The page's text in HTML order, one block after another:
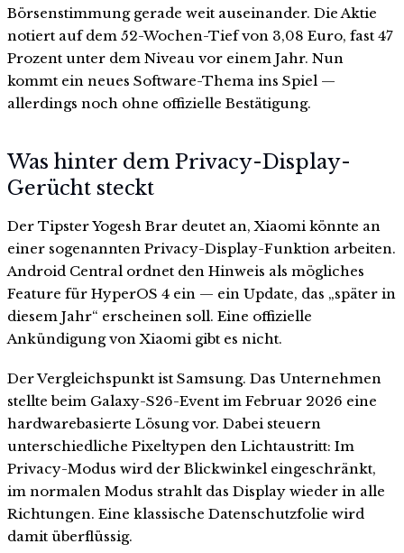
Börsenstimmung gerade weit auseinander. Die Aktie
notiert auf dem 52-Wochen-Tief von 3,08 Euro, fast 47
Prozent unter dem Niveau vor einem Jahr. Nun
kommt ein neues Software-Thema ins Spiel —
allerdings noch ohne offizielle Bestätigung.
Was hinter dem Privacy-Display-
Gerücht steckt
Der Tipster Yogesh Brar deutet an, Xiaomi könnte an
einer sogenannten Privacy-Display-Funktion arbeiten.
Android Central ordnet den Hinweis als mögliches
Feature für HyperOS 4 ein — ein Update, das „später in
diesem Jahr“ erscheinen soll. Eine offizielle
Ankündigung von Xiaomi gibt es nicht.
Der Vergleichspunkt ist Samsung. Das Unternehmen
stellte beim Galaxy-S26-Event im Februar 2026 eine
hardwarebasierte Lösung vor. Dabei steuern
unterschiedliche Pixeltypen den Lichtaustritt: Im
Privacy-Modus wird der Blickwinkel eingeschränkt,
im normalen Modus strahlt das Display wieder in alle
Richtungen. Eine klassische Datenschutzfolie wird
damit überflüssig.